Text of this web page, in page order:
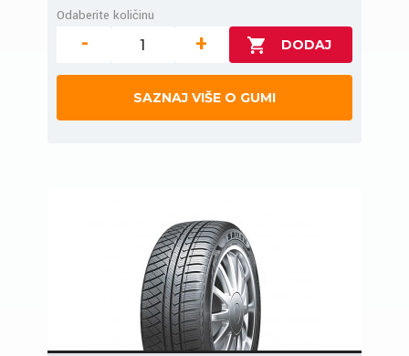
Odaberite količinu
- +
SAZNAJ VIŠE O GUMI